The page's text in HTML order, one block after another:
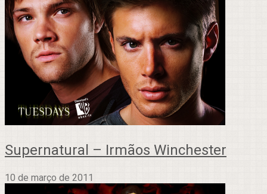
Supernatural – Irmãos Winchester
10 de março de 2011